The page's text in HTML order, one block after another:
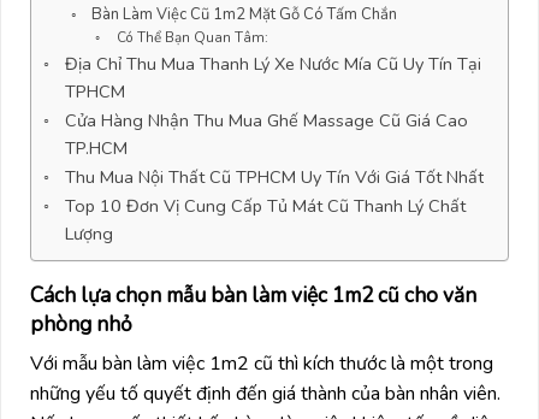
Bàn Làm Việc Cũ 1m2 Mặt Gỗ Có Tấm Chắn
Có Thể Bạn Quan Tâm:
Địa Chỉ Thu Mua Thanh Lý Xe Nước Mía Cũ Uy Tín Tại
TPHCM
Cửa Hàng Nhận Thu Mua Ghế Massage Cũ Giá Cao
TP.HCM
Thu Mua Nội Thất Cũ TPHCM Uy Tín Với Giá Tốt Nhất
Top 10 Đơn Vị Cung Cấp Tủ Mát Cũ Thanh Lý Chất
Lượng
Cách lựa chọn mẫu bàn làm việc 1m2 cũ cho văn
phòng nhỏ
Với mẫu bàn làm việc 1m2 cũ thì kích thước là một trong
những yếu tố quyết định đến giá thành của bàn nhân viên.